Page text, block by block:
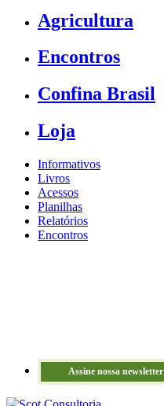
Agricultura
Encontros
Confina Brasil
Loja
Informativos
Livros
Acessos
Planilhas
Relatórios
Encontros
Assine nossa newsletter